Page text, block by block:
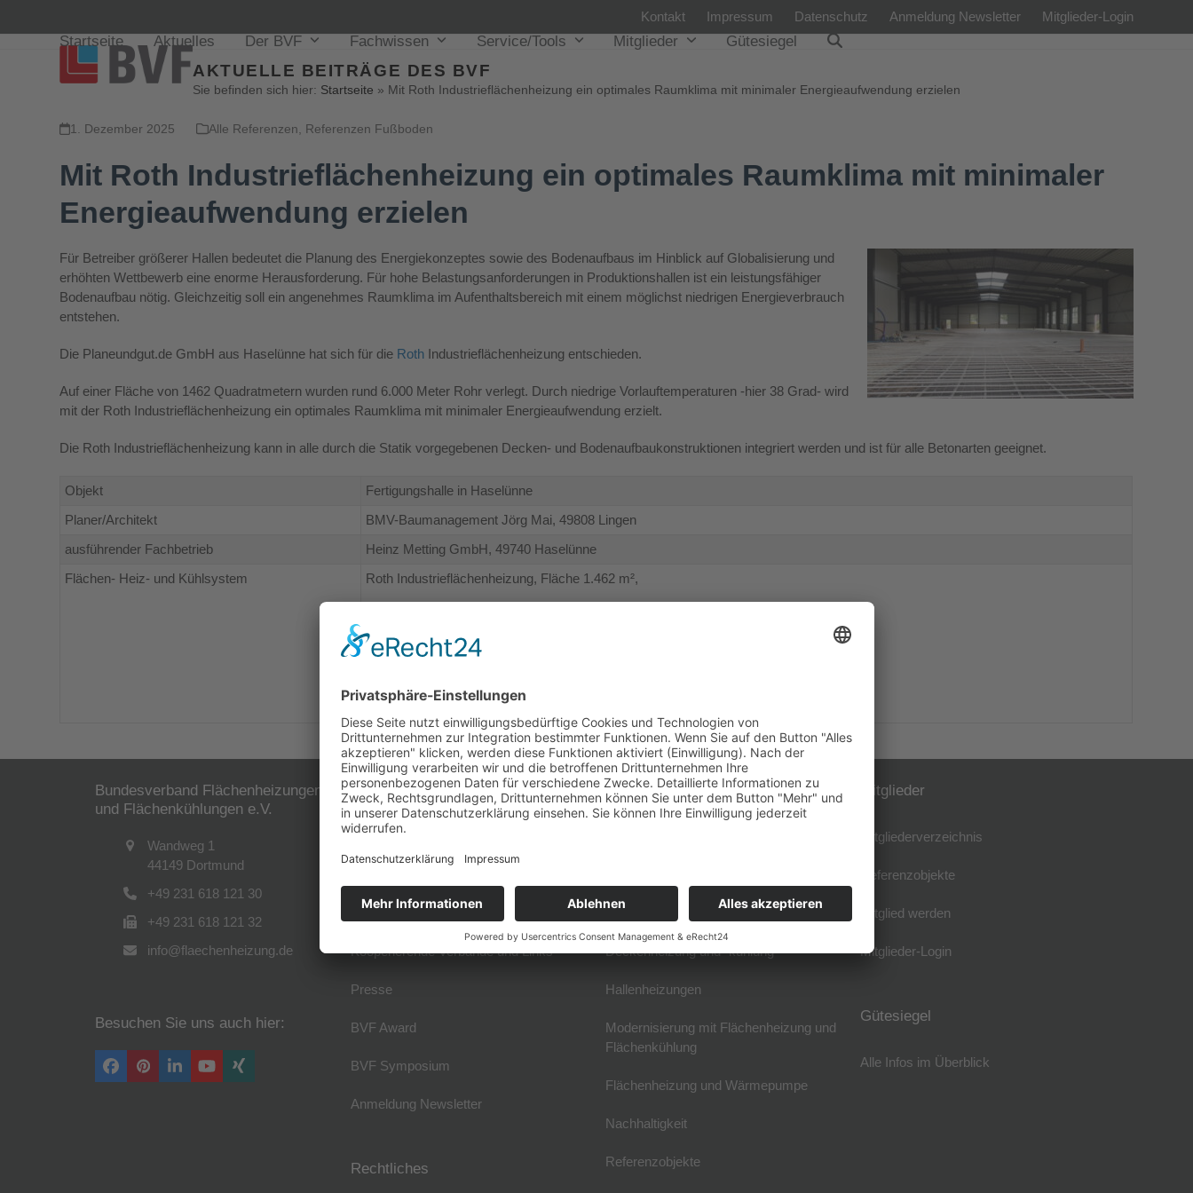
Kontakt Impressum Datenschutz Anmeldung Newsletter Mitglieder-Login
Startseite Aktuelles Der BVF Fachwissen Service/Tools Mitglieder Gütesiegel
AKTUELLE BEITRÄGE DES BVF
Sie befinden sich hier: Startseite » Mit Roth Industrieflächenheizung ein optimales Raumklima mit minimaler Energieaufwendung erzielen
1. Dezember 2025 Alle Referenzen Referenzen Fußboden
Mit Roth Industrieflächenheizung ein optimales Raumklima mit minimaler
Energieaufwendung erzielen
Für Betreiber größerer Hallen bedeutet die Planung des Energiekonzeptes sowie des Bodenaufbaus im Hinblick auf Globalisierung und
erhöhten Wettbewerb eine enorme Herausforderung. Für hohe Belastungsanforderungen in Produktionshallen ist ein leistungsfähiger
Bodenaufbau nötig. Gleichzeitig soll ein angenehmes Raumklima im Aufenthaltsbereich mit einem möglichst niedrigen Energieverbrauch
entstehen.
Die Planeundgut.de GmbH aus Haselünne hat sich für die Roth Industrieflächenheizung entschieden.
Auf einer Fläche von 1462 Quadratmetern wurden rund 6.000 Meter Rohr verlegt. Durch niedrige Vorlauftemperaturen -hier 38 Grad- wird
mit der Roth Industrieflächenheizung ein optimales Raumklima mit minimaler Energieaufwendung erzielt.
Die Roth Industrieflächenheizung kann in alle durch die Statik vorgegebenen Decken- und Bodenaufbaukonstruktionen integriert werden und ist für alle Betonarten geeignet.
Objekt
Fertigungshalle in Haselünne
Planer/Architekt
BMV-Baumanagement Jörg Mai, 49808 Lingen
ausführender Fachbetrieb
Heinz Metting GmbH, 49740 Haselünne
Flächen- Heiz- und Kühlsystem
Roth Industrieflächenheizung, Fläche 1.462 m²,
Verlegeabstand 25 cm, Innentemperatur 18 Grad,
Vorlauf 38 Grad
Bundesverband Flächenheizungen
und Flächenkühlungen e.V.
Wandweg 1
44149 Dortmund
+49 231 618 121 30
+49 231 618 121 32
info@flaechenheizung.de
Besuchen Sie uns auch hier:
Facebook
PinterestLinkedInYouTube
Xing
Der BVF
Verband & Anreise
Arbeitskreise
Kooperierende Verbände und Links
Presse
BVF Award
BVF Symposium
Anmeldung Newsletter
Rechtliches
Fachwissen
Wandflächenheizung
Deckenheizung und -kühlung
Hallenheizungen
Modernisierung mit Flächenheizung und
Flächenkühlung
Flächenheizung und Wärmepumpe
Nachhaltigkeit
Referenzobjekte
Mitglieder
Mitgliederverzeichnis
Referenzobjekte
Mitglied werden
Mitglieder-Login
Gütesiegel
Alle Infos im Überblick